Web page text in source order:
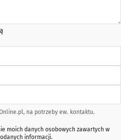
na potrzeby ew. kontaktu.
moich danych osobowych zawartych w
informacji.